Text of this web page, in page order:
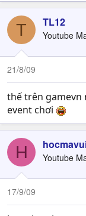
T TL12
Youtube
21/8/09
thế trên gamevn
event chơi
H Youtube
17/9/09